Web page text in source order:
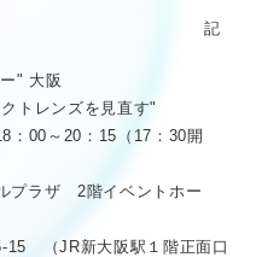
" 大阪
トレンズを見直す"
00～20：15（17：30開
ラザ 2階イベントホー
（JR新大阪駅１階正面口